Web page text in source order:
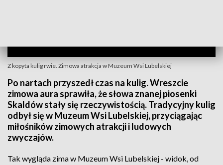
Z kopyta kulig rwie. Zimowa atrakcja w Muzeum Wsi Lubelskiej
Po nartach przyszedł czas na kulig. Wreszcie
zimowa aura sprawiła, że słowa znanej piosenki
Skaldów stały się rzeczywistością. Tradycyjny kulig
odbył się w Muzeum Wsi Lubelskiej, przyciągając
miłośników zimowych atrakcji i ludowych
zwyczajów.
Tak wygląda zima w Muzeum Wsi Lubelskiej - widok, od